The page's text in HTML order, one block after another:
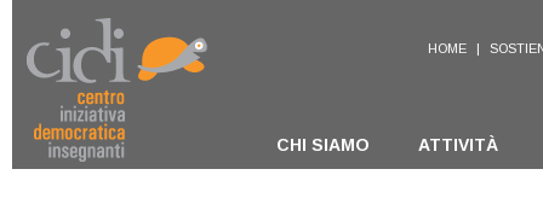
HOME |
CHI SIAMO ATTIVITÀ